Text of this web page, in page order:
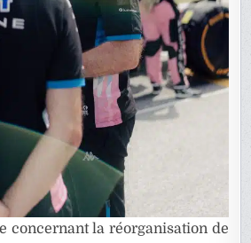
concernant la réorganisation de